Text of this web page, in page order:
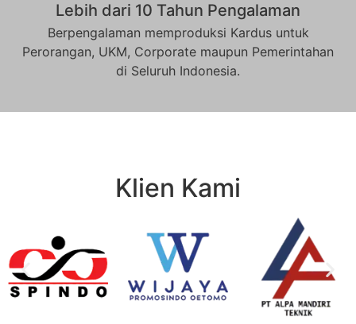
Lebih dari 10 Tahun Pengalaman
Berpengalaman memproduksi Kardus untuk
Perorangan, UKM, Corporate maupun Pemerintahan
di Seluruh Indonesia.
Klien Kami